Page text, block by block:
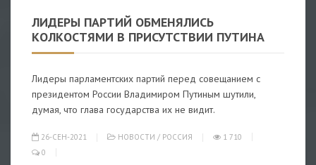
ЛИДЕРЫ ПАРТИЙ ОБМЕНЯЛИСЬ
КОЛКОСТЯМИ В ПРИСУТСТВИИ ПУТИНА
Лидеры парламентских партий перед совещанием с
президентом России Владимиром Путиным шутили,
думая, что глава государства их не видит.
26-СЕН-2021 НОВОСТИ / РОССИЯ
1 710
0